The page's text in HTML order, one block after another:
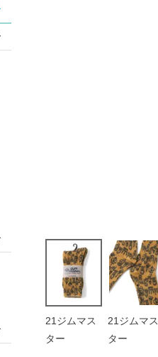
21ジムマス
ター
21ジムマス
ター